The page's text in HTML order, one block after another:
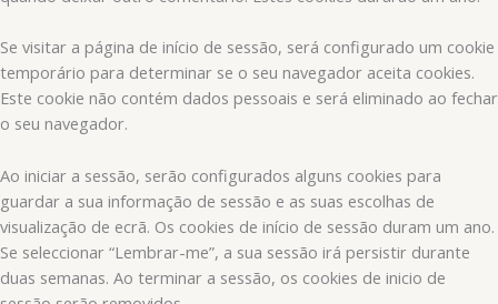
Se visitar a página de início de sessão, será configurado um cookie
temporário para determinar se o seu navegador aceita cookies.
Este cookie não contém dados pessoais e será eliminado ao fechar
o seu navegador.
Ao iniciar a sessão, serão configurados alguns cookies para
guardar a sua informação de sessão e as suas escolhas de
visualização de ecrã. Os cookies de início de sessão duram um ano.
Se seleccionar “Lembrar-me”, a sua sessão irá persistir durante
duas semanas. Ao terminar a sessão, os cookies de inicio de